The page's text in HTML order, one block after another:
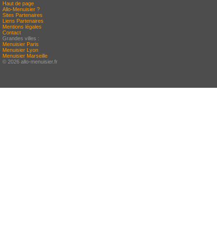
Haut de page
Allo-Menuisier ?
Sites Partenaires
Liens Partenaires
Mentions légales
Contact
Grandes villes :
Menuisier Paris
Menuisier Lyon
Menuisier Marseille
© 2026 allo-menuisier.fr